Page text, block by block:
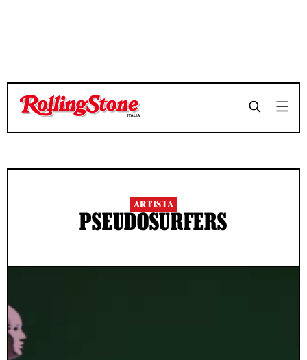
ARTISTA
PSEUDOSURFERS